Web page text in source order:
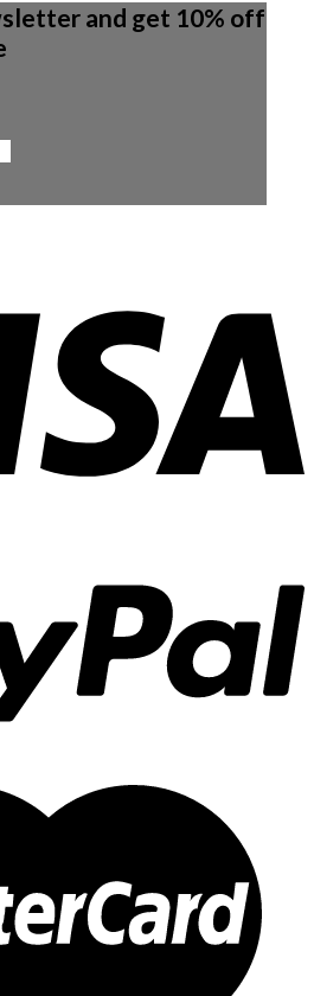
and get 10% off